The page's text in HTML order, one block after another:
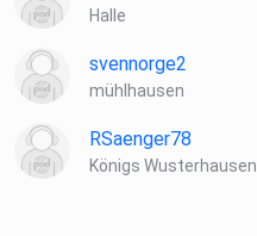
Halle
svennorge2
mühlhausen
RSaenger78
Königs Wusterhausen